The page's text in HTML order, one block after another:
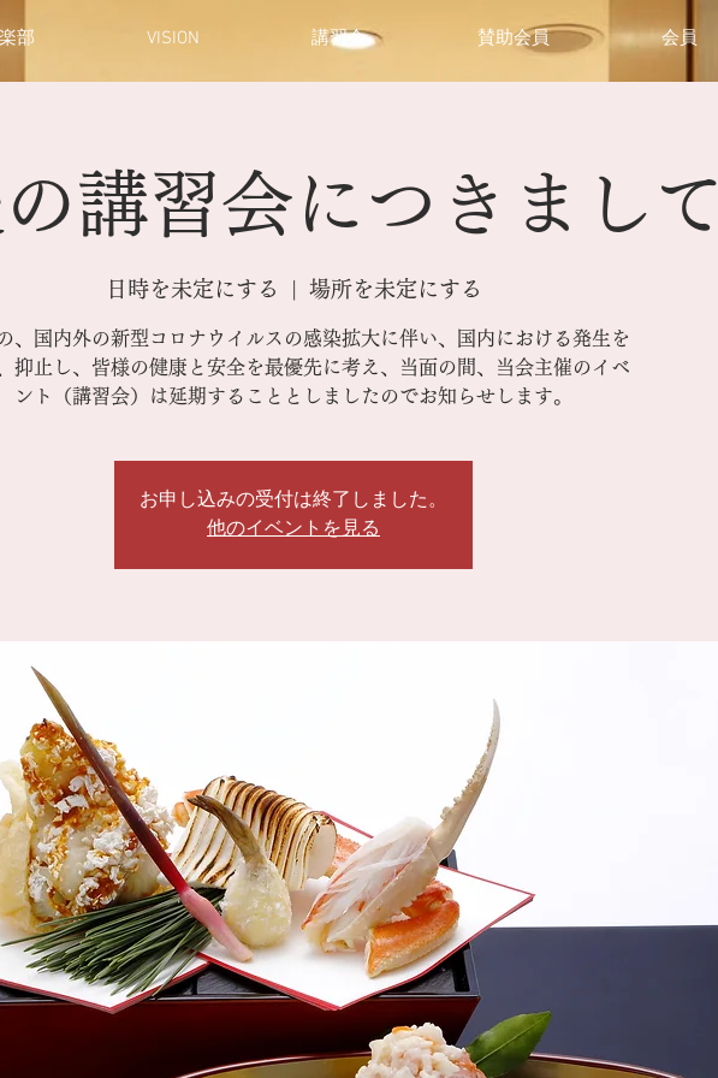
部 VISION 講習会 賛助会員 会員
講習会につきまして
日時を未定にする 場所を未定にする
、国内外の新型コロナウイルスの感染拡大に伴い、国内における発生を
抑止し、皆様の健康と安全を最優先に考え、当面の間、当会主催のイベ
お申し込みの受付は終了しました。
他のイベントを見る